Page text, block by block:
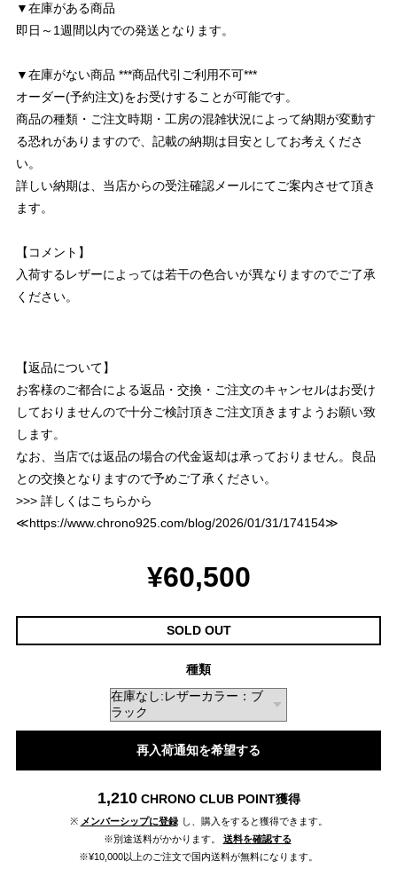
▼在庫がある商品
即日～1週間以内での発送となります。
▼在庫がない商品 ***商品代引ご利用不可***
オーダー(予約注文)をお受けすることが可能です。
商品の種類・ご注文時期・工房の混雑状況によって納期が変動す
る恐れがありますので、記載の納期は目安としてお考えくださ
い。
詳しい納期は、当店からの受注確認メールにてご案内させて頂き
ます。
【コメント】
入荷するレザーによっては若干の色合いが異なりますのでご了承
ください。
【返品について】
お客様のご都合による返品・交換・ご注文のキャンセルはお受け
しておりませんので十分ご検討頂きご注文頂きますようお願い致
します。
なお、当店では返品の場合の代金返却は承っておりません。良品
との交換となりますので予めご了承ください。
>>> 詳しくはこちらから
≪https://www.chrono925.com/blog/2026/01/31/174154≫
¥60,500
SOLD OUT
種類
再入荷通知を希望する
1,210 CHRONO CLUB POINT獲得
※ メンバーシップに登録 し、購入をすると獲得できます。
※別途送料がかかります。
送料を確認する
※¥10,000以上のご注文で国内送料が無料になります。